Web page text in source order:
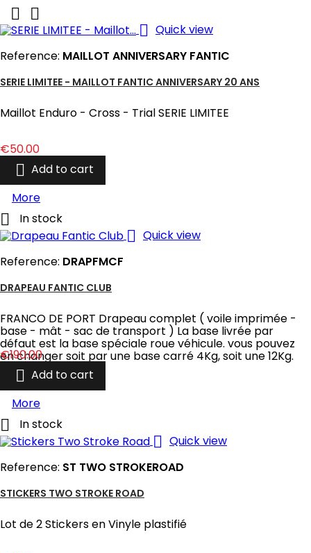


 Quick view
Reference: MAILLOT ANNIVERSARY FANTIC
SERIE LIMITEE - MAILLOT FANTIC ANNIVERSARY 20 ANS
Maillot Enduro - Cross - Trial SERIE LIMITEE
Price
€50.00
 Add to cart
More
 In stock
 Quick view
Reference: DRAPFMCF
DRAPEAU FANTIC CLUB
FRANCO DE PORT Drapeau complet ( voile imprimée -
base - mât - sac de transport ) La base livrée par
défaut est la base spéciale roue véhicule. vous pouvez
en changer soit par une base carré 4Kg, soit une 12Kg.
Price
€190.00
 Add to cart
More
 In stock
 Quick view
Reference: ST TWO STROKEROAD
STICKERS TWO STROKE ROAD
Lot de 2 Stickers en Vinyle plastifié